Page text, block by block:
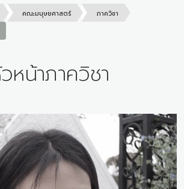
คณะมนุษยศาสตร์
ภาควิชา
หน้าภาควิชา